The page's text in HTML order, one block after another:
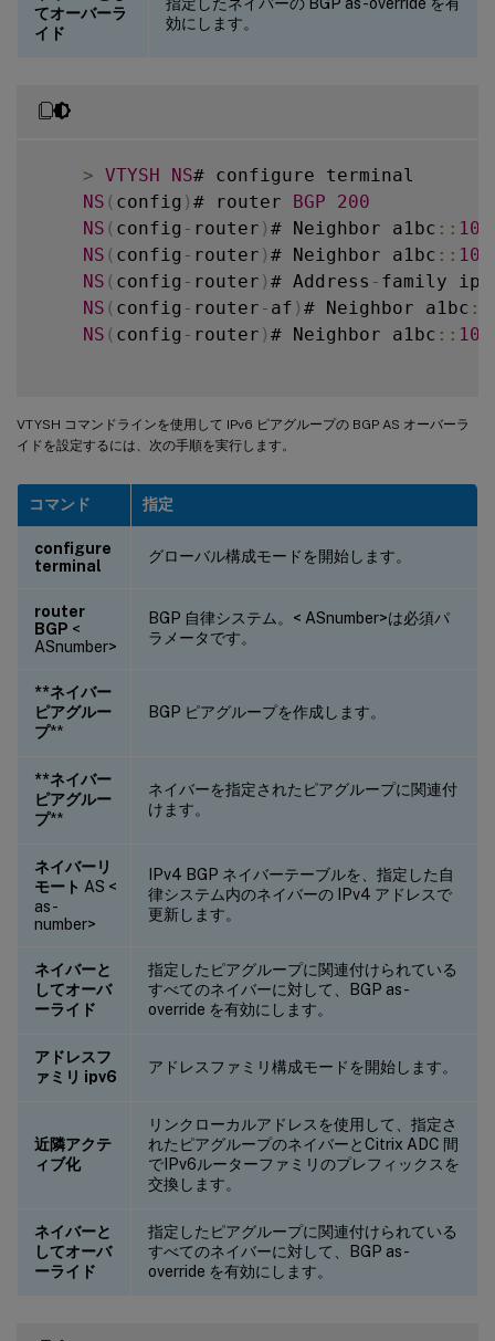
てオーバーラ
イド
効にします。
> VTYSH NS# configure terminal
NS ( config ) # router BGP
200
NS ( config - router ) # Neighbor a1bc : : 102
NS ( config - router ) # Neighbor a1bc : : 102
NS ( config - router ) # Address - family
NS ( config - router - af ) # Neighbor a1bc :
NS ( config - router ) # Neighbor a1bc : : 102
VTYSH コマンドラインを使用して IPv6 ピアグループの BGP AS オーバーラ
イドを設定するには、次の手順を実行します。
コマンド 指定
configure
terminal
グローバル構成モードを開始します。
router
BGP <
ASnumber>
BGP 自律システム。< ASnumber>は必須パ
ラメータです。
**ネイバー
ピアグルー
プ**
BGP ピアグループを作成します。
**ネイバー
ピアグルー
プ**
ネイバーを指定されたピアグループに関連付
けます。
ネイバーリ
モート AS <
as-
number>
IPv4 BGP ネイバーテーブルを、指定した自
律システム内のネイバーの IPv4 アドレスで
更新します。
ネイバーと
してオーバ
ーライド
指定したピアグループに関連付けられている
すべてのネイバーに対して、BGP as-
override を有効にします。
アドレスフ
ァミリ ipv6
アドレスファミリ構成モードを開始します。
近隣アクテ
ィブ化
リンクローカルアドレスを使用して、指定さ
れたピアグループのネイバーとCitrix ADC 間
でIPv6ルーターファミリのプレフィックスを
交換します。
ネイバーと
してオーバ
ーライド
指定したピアグループに関連付けられている
すべてのネイバーに対して、BGP as-
override を有効にします。